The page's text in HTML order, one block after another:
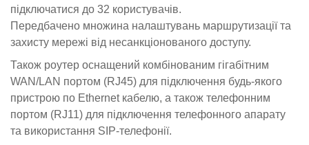
підключатися до 32 користувачів.
Передбачено множина налаштувань маршрутизації та
захисту мережі від несанкціонованого доступу.
Також роутер оснащений комбінованим гігабітним
WAN/LAN портом (RJ45) для підключення будь-якого
пристрою по Ethernet кабелю, а також телефонним
портом (RJ11) для підключення телефонного апарату
та використання SIP-телефонії.